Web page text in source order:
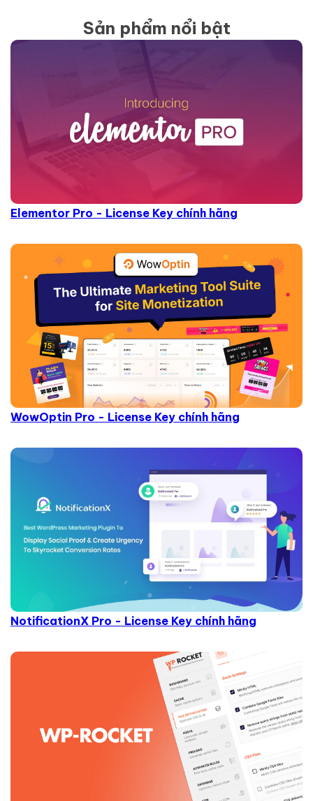
Sản phẩm nổi bật
Elementor Pro - License Key chính hãng
WowOptin Pro - License Key chính hãng
NotificationX Pro - License Key chính hãng